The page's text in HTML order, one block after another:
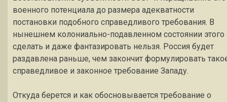
военного потенциала до размера адекватности
постановки подобного справедливого требования. В
нынешнем колониально-подавленном состоянии этого
сделать и даже фантазировать нельзя. Россия будет
раздавлена раньше, чем закончит формулировать
справедливое и законное требование Западу.
Откуда берется и как обосновывается требование о